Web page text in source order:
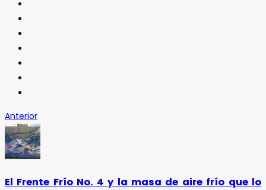
Anterior
El Frente Frío No. 4 y la masa de aire frío que lo